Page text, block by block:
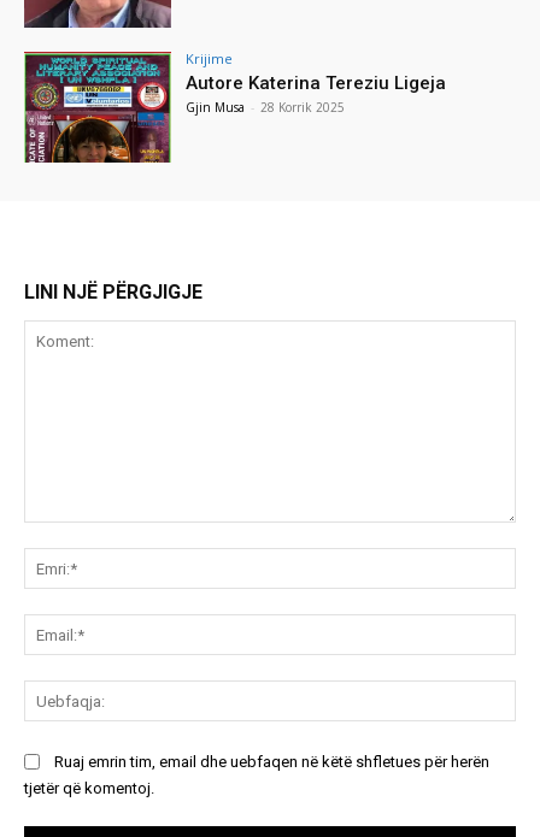
Krijime
Autore Katerina Tereziu Ligeja
Gjin Musa - 28 Korrik 2025
LINI NJË PËRGJIGJE
Ruaj emrin tim, email dhe uebfaqen në këtë shfletues për herën
tjetër që komentoj.